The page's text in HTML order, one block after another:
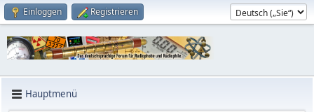
Einloggen Registrieren
Hauptmenü